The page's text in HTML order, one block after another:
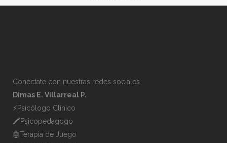
Conéctate con nuestras redes sociales
Dimas E. Villarreal P.
⚡️Psicólogo Clínico
🖍Psicopedagogo
🤖Terapia de Juego